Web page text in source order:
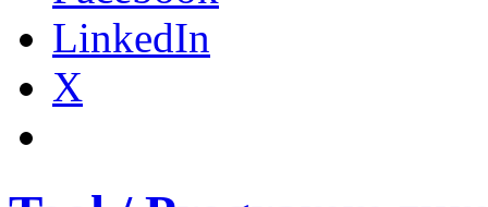
LinkedIn
X